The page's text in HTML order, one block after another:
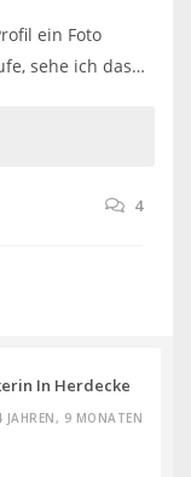
ein Foto
sehe ich das…
4
In Herdecke
JAHREN, 9 MONATEN